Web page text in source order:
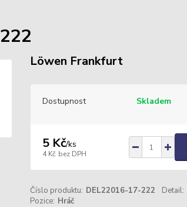
Löwen Frankfurt
Dostupnost Skladem
5 Kč/ks
4 Kč bez DPH
Číslo produktu: DEL22016-17-222 Detail:
Pozice: Hráč